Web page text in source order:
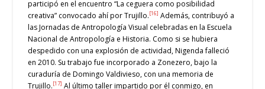
participó en el encuentro “La ceguera como posibilidad
creativa” convocado ahí por Trujillo.[16] Además, contribuyó a
las Jornadas de Antropología Visual celebradas en la Escuela
Nacional de Antropología e Historia. Como si se hubiera
despedido con una explosión de actividad, Nigenda falleció
en 2010. Su trabajo fue incorporado a Zonezero, bajo la
curaduría de Domingo Valdivieso, con una memoria de
Trujillo.[17] Al último taller impartido por él conmigo, en